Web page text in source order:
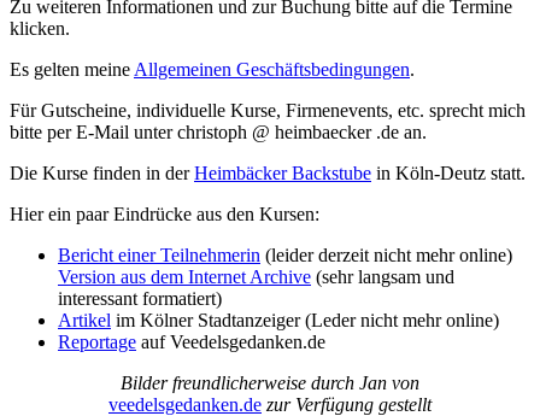
Zu weiteren Informationen und zur Buchung bitte auf die Termine
klicken.
Es gelten meine Allgemeinen Geschäftsbedingungen.
Für Gutscheine, individuelle Kurse, Firmenevents, etc. sprecht mich
bitte per E-Mail unter christoph @ heimbaecker .de an.
Die Kurse finden in derHeimbäcker Backstube in Köln-Deutz statt.
Hier ein paar Eindrücke aus den Kursen:
Bericht einer Teilnehmerin (leider derzeit nicht mehr online)
Version aus dem Internet Archive (sehr langsam und
interessant formatiert)
Artikel im Kölner Stadtanzeiger (Leder nicht mehr online)
Reportage auf Veedelsgedanken.de
Bilder freundlicherweise durch Jan von
veedelsgedanken.de zur Verfügung gestellt